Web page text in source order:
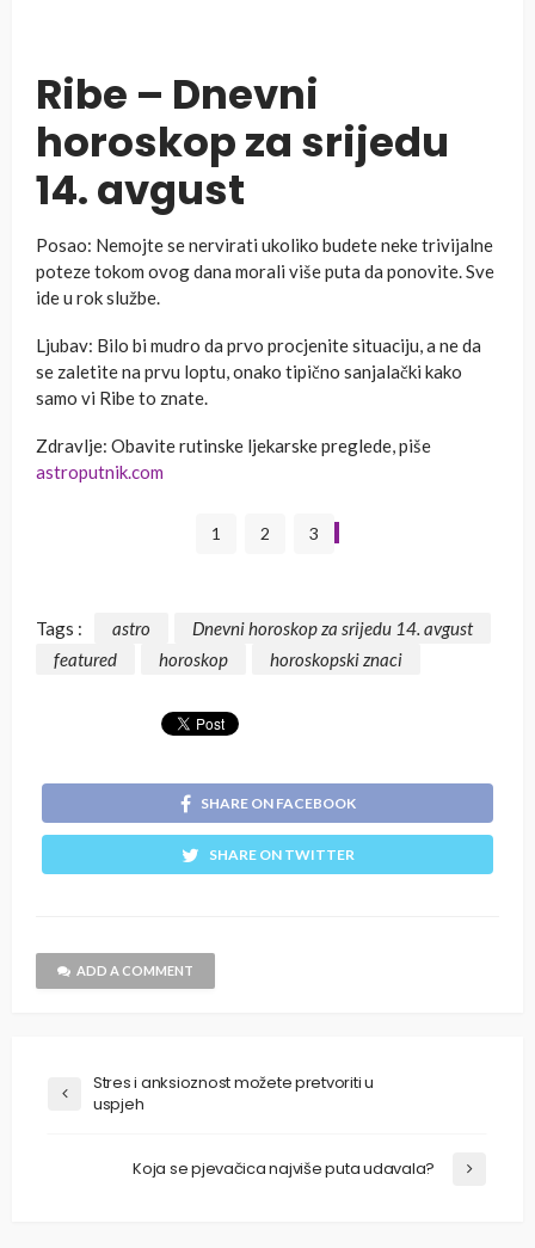
Ribe – Dnevni
horoskop za srijedu
14. avgust
Posao: Nemojte se nervirati ukoliko budete neke trivijalne
poteze tokom ovog dana morali više puta da ponovite. Sve
ide u rok službe.
Ljubav: Bilo bi mudro da prvo procjenite situaciju, a ne da
se zaletite na prvu loptu, onako tipično sanjalački kako
samo vi Ribe to znate.
Zdravlje: Obavite rutinske ljekarske preglede, piše
astroputnik.com
1 2 3
Tags : astro
Dnevni horoskop za srijedu 14. avgust
featured
horoskop horoskopski znaci
SHARE ON FACEBOOK
SHARE ON TWITTER
ADD A COMMENT
Stres i anksioznost možete pretvoriti u
uspjeh
Koja se pjevačica najviše puta udavala?